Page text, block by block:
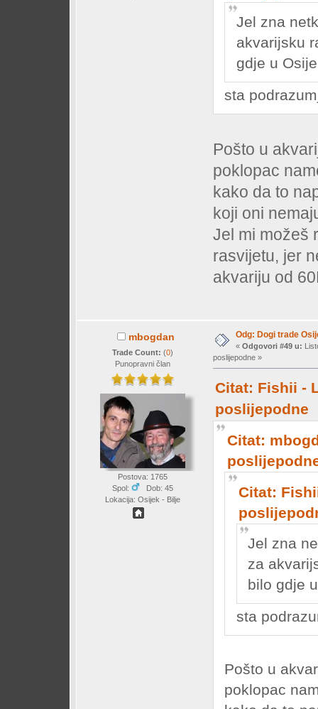
Jel zna
akvarijsku
gdje u
sta
Pošto u
poklopac
kako da to
koji oni
Jel mi možeš
rasvijetu, jer
akvariju od
mbogdan
Trade Count: (0)
Punopravni član
Postova: 1765
Spol:
Dob: 45
Lokacija: Osijek - Bilje
Odg: Dogi trade
« Odgovori #49 u:
poslijepodne »
Citat: Fishii -
poslijepodne
Citat:
Citat:
Jel zna
za
bilo gdje
sta
Pošto u
poklopac